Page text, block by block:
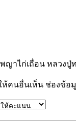
ญาไก่เถื่อน หลวง
ห้คนอื่นเห็น ช่องข้อ